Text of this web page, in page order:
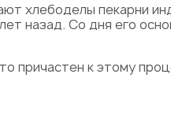
хлебоделы пекарни
назад. Со дня его
причастен к этому